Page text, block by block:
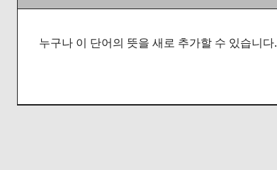
누구나 이 단어의 뜻을 새로 추가할 수 있습니다.